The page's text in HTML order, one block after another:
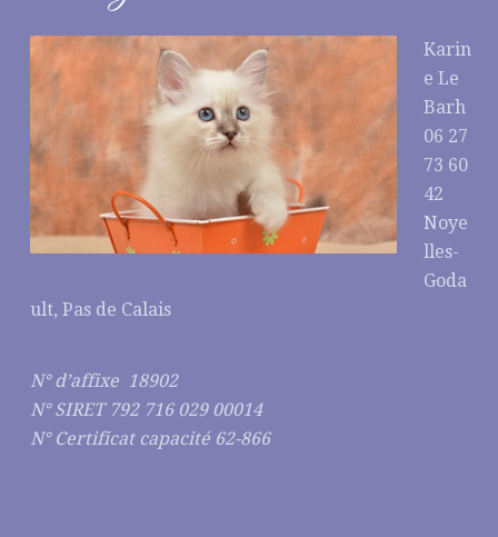
Karin
e Le
Barh
06 27
73 60
42
Noye
lles-
Goda
ult, Pas de Calais
N° d’affixe 18902
N° SIRET 792 716 029 00014
N° Certificat capacité 62-866